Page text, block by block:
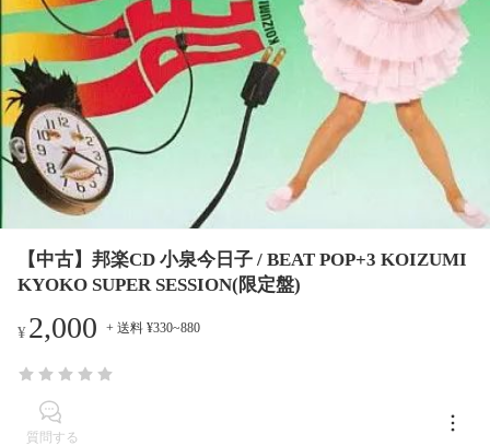
【中古】邦楽CD 小泉今日子 / BEAT POP+3 KOIZUMI
KYOKO SUPER SESSION(限定盤)
¥2,000 + 送料 ¥330~880
質問する